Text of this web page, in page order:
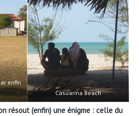
enfin
Casuarina Beach
résout (enfin) une énigme : celle du